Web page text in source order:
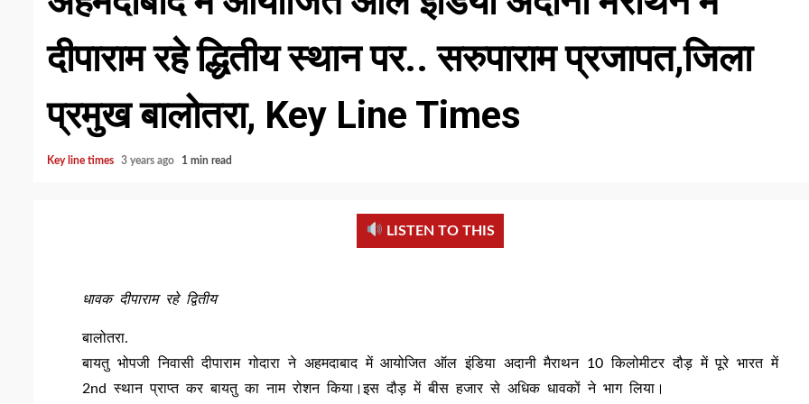
दीपाराम रहे द्धितीय स्थान पर.. सरुपाराम प्रजापत,जिला
प्रमुख बालोतरा, Key Line Times
Key line times 3 years ago 1 min read
LISTEN TO THIS
धावक दीपाराम रहे द्वितीय
बालोतरा.
बायतु भोपजी निवासी दीपाराम गोदारा ने अहमदाबाद में आयोजित ऑल इंडिया अदानी मैराथन 10 किलोमीटर दौड़ में पूरे भारत में
2nd स्थान प्राप्त कर बायतु का नाम रोशन किया।इस दौड़ में बीस हजार से अधिक धावकों ने भाग लिया।